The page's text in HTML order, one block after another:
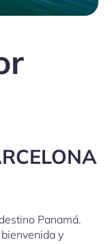
Panamá.
y